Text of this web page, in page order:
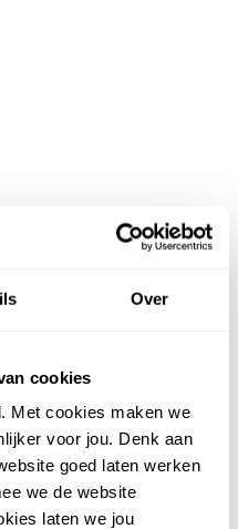
Over
cookies
Met cookies maken we
voor jou. Denk aan
goed laten werken
we de website
laten we jou